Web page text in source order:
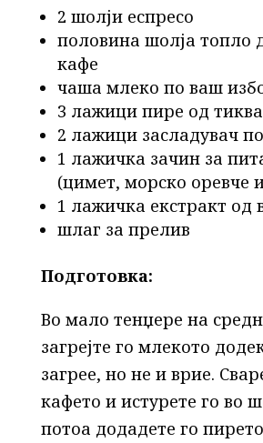
2 шолји еспресо
половина шолја топло
кафе
чаша млеко по ваш
3 лажици пире од тиква
2 лажици засладувач
1 лажичка зачин за
(цимет, морско оревче
1 лажичка екстракт од
шлаг за прелив
Подготовка:
Во мало тенџере на
загрејте го млекото
загрее, но не и врие.
кафето и истурете го во
потоа додадете го